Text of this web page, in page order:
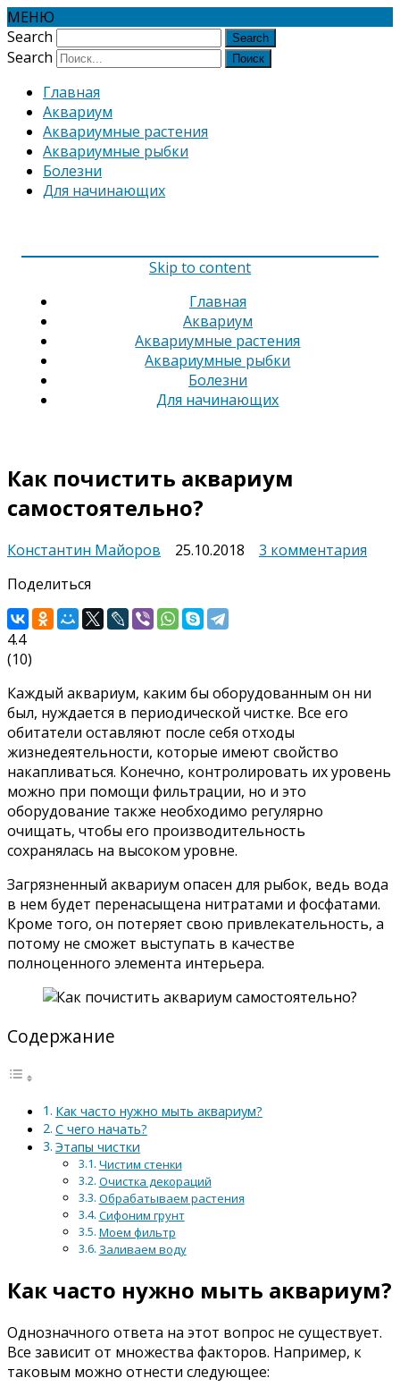
МЕНЮ
Search
Search
Главная
Аквариум
Аквариумные растения
Аквариумные рыбки
Болезни
Для начинающих
Skip to content
Главная
Аквариум
Аквариумные растения
Аквариумные рыбки
Болезни
Для начинающих
Как почистить аквариум
самостоятельно?
Константин Майоров 25.10.2018 3 комментария
Поделиться
4.4
(10)
Каждый аквариум, каким бы оборудованным он ни
был, нуждается в периодической чистке. Все его
обитатели оставляют после себя отходы
жизнедеятельности, которые имеют свойство
накапливаться. Конечно, контролировать их уровень
можно при помощи фильтрации, но и это
оборудование также необходимо регулярно
очищать, чтобы его производительность
сохранялась на высоком уровне.
Загрязненный аквариум опасен для рыбок, ведь вода
в нем будет перенасыщена нитратами и фосфатами.
Кроме того, он потеряет свою привлекательность, а
потому не сможет выступать в качестве
полноценного элемента интерьера.
Содержание
Как часто нужно мыть аквариум?
С чего начать?
Этапы чистки
Чистим стенки
Очистка декораций
Обрабатываем растения
Сифоним грунт
Моем фильтр
Заливаем воду
Как часто нужно мыть аквариум?
Однозначного ответа на этот вопрос не существует.
Все зависит от множества факторов. Например, к
таковым можно отнести следующее: